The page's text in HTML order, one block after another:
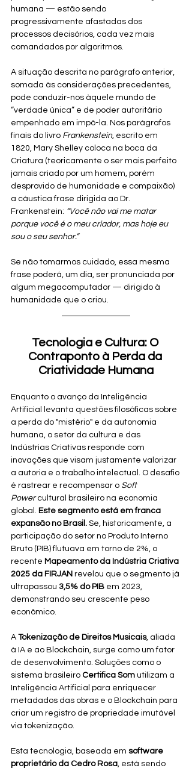
humana — estão sendo
progressivamente afastadas dos
processos decisórios, cada vez mais
comandados por algoritmos.
A situação descrita no parágrafo anterior,
somada às considerações precedentes,
pode conduzir-nos àquele mundo de
“verdade única” e de poder autoritário
empenhado em impô-la. Nos parágrafos
finais do livro Frankenstein, escrito em
1820, Mary Shelley coloca na boca da
Criatura (teoricamente o ser mais perfeito
jamais criado por um homem, porém
desprovido de humanidade e compaixão)
a cáustica frase dirigida ao Dr.
Frankenstein: “Você não vai me matar
porque você é o meu criador, mas hoje eu
sou o seu senhor.”
Se não tomarmos cuidado, essa mesma
frase poderá, um dia, ser pronunciada por
algum megacomputador — dirigido à
humanidade que o criou.
Tecnologia e Cultura: O
Contraponto à Perda da
Criatividade Humana
Enquanto o avanço da Inteligência
Artificial levanta questões filosóficas sobre
a perda do "mistério" e da autonomia
humana, o setor da cultura e das
Indústrias Criativas responde com
inovações que visam justamente valorizar
a autoria e o trabalho intelectual. O desafio
é rastrear e recompensar o Soft
Power cultural brasileiro na economia
global. Este segmento está em franca
expansão no Brasil. Se, historicamente, a
participação do setor no Produto Interno
Bruto (PIB) flutuava em torno de 2%, o
recente Mapeamento da Indústria Criativa
2025 da FIRJAN revelou que o segmento já
ultrapassou 3,5% do PIB em 2023,
demonstrando seu crescente peso
econômico.
A Tokenização de Direitos Musicais, aliada
à IA e ao Blockchain, surge como um fator
de desenvolvimento. Soluções como o
sistema brasileiro Certifica Som utilizam a
Inteligência Artificial para enriquecer
metadados das obras e o Blockchain para
criar um registro de propriedade imutável
via tokenização.
Esta tecnologia, baseada em software
proprietário da Cedro Rosa, está sendo